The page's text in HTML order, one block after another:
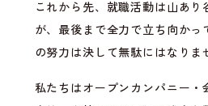
これから先、就職活動は山あ
が、最後まで全力で立ち向かっ
の努力は決して無駄にはなりま
私たちはオープンカンパニー・